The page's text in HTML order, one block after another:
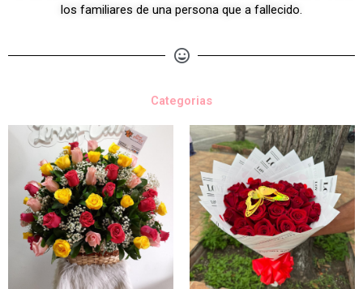
los familiares de una persona que a fallecido.
Categorias